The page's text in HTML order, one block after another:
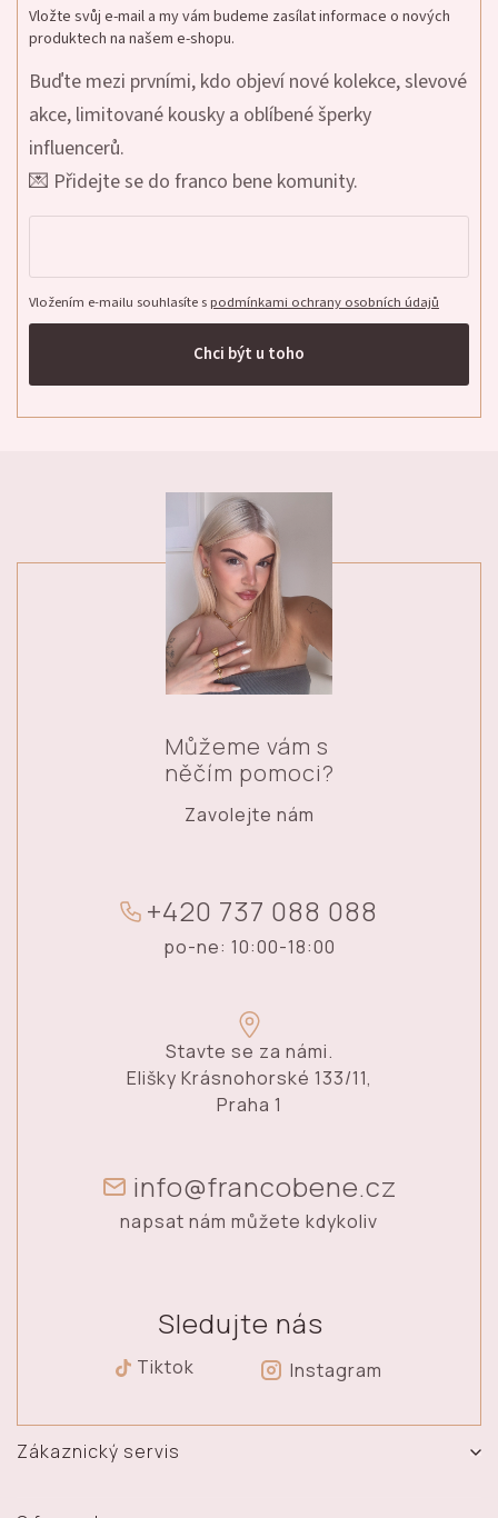
Vložte svůj e-mail a my vám budeme zasílat informace o nových
produktech na našem e-shopu.
Buďte mezi prvními, kdo objeví nové kolekce, slevové
akce, limitované kousky a oblíbené šperky
influencerů.
💌 Přidejte se do franco bene komunity.
Vložením e-mailu souhlasíte s podmínkami ochrany osobních údajů
Chci být u toho
Můžeme vám s
něčím pomoci?
Zavolejte nám
+420 737 088 088
po-ne: 10:00-18:00
Stavte se za námi.
Elišky Krásnohorské 133/11,
Praha 1
info@francobene.cz
napsat nám můžete kdykoliv
Sledujte nás
Tiktok Instagram
Zákaznický servis